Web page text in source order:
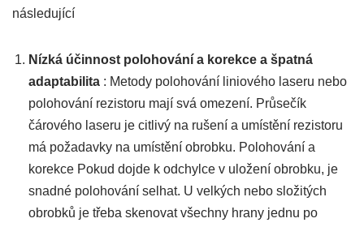
následující
Nízká účinnost polohování a korekce a špatná
adaptabilita : Metody polohování liniového laseru nebo
polohování rezistoru mají svá omezení. Průsečík
čárového laseru je citlivý na rušení a umístění rezistoru
má požadavky na umístění obrobku. Polohování a
korekce Pokud dojde k odchylce v uložení obrobku, je
snadné polohování selhat. U velkých nebo složitých
obrobků je třeba skenovat všechny hrany jednu po